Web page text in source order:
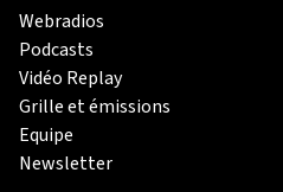
Webradios
Podcasts
Vidéo Replay
Grille et émissions
Equipe
Newsletter